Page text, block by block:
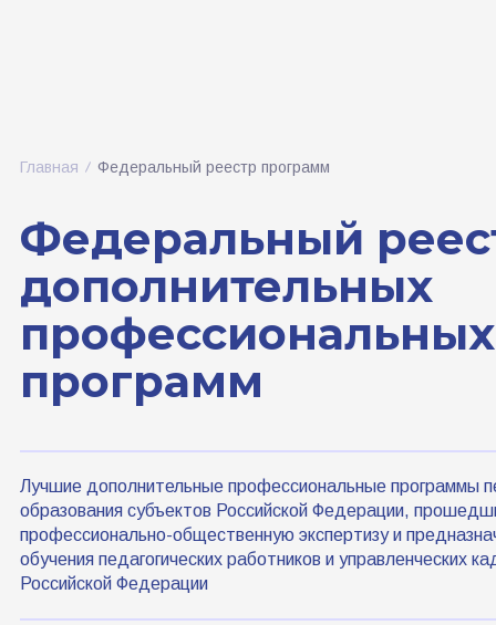
Главная Федеральный реестр программ
Федеральный
дополнительных
профессиональных
программ
Лучшие дополнительные профессиональные программы
образования субъектов Российской Федерации,
профессионально-общественную экспертизу и
обучения педагогических работников и управленческих
Российской Федерации